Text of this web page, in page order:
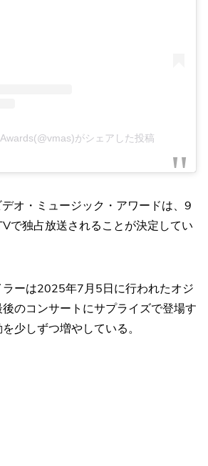
がシェアした投稿
オ・ミュージック・アワードは、9
で独占放送されることが決定してい
ラーは2025年7月5日に行われたオジ
のコンサートにサプライズで登場す
少しずつ増やしている。